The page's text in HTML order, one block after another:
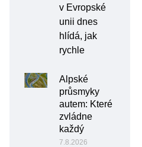
v Evropské
unii dnes
hlídá, jak
rychle
Alpské
průsmyky
autem: Které
zvládne
každý
7.8.2026